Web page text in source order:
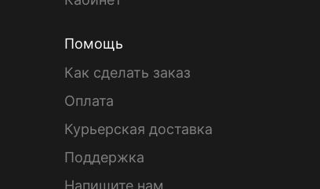
Помощь
Как сделать заказ
Оплата
Курьерская доставка
Поддержка
Напишите нам